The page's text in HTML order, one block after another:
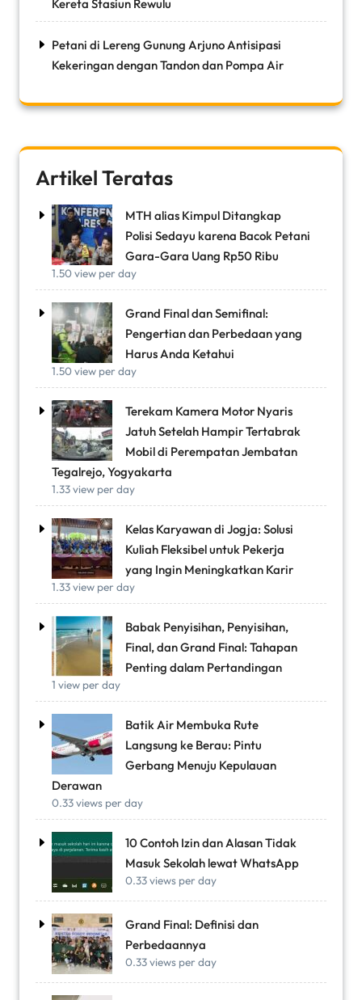
Kereta Stasiun Rewulu
Petani di Lereng Gunung Arjuno Antisipasi
Kekeringan dengan Tandon dan Pompa Air
Artikel Teratas
MTH alias Kimpul Ditangkap
Polisi Sedayu karena Bacok Petani
Gara-Gara Uang Rp50 Ribu
1.50 view per day
Grand Final dan Semifinal:
Pengertian dan Perbedaan yang
Harus Anda Ketahui
1.50 view per day
Terekam Kamera Motor Nyaris
Jatuh Setelah Hampir Tertabrak
Mobil di Perempatan Jembatan
Tegalrejo, Yogyakarta
1.33 view per day
Kelas Karyawan di Jogja: Solusi
Kuliah Fleksibel untuk Pekerja
yang Ingin Meningkatkan Karir
1.33 view per day
Babak Penyisihan, Penyisihan,
Final, dan Grand Final: Tahapan
Penting dalam Pertandingan
1 view per day
Batik Air Membuka Rute
Langsung ke Berau: Pintu
Gerbang Menuju Kepulauan
Derawan
0.33 views per day
10 Contoh Izin dan Alasan Tidak
Masuk Sekolah lewat WhatsApp
0.33 views per day
Grand Final: Definisi dan
Perbedaannya
0.33 views per day